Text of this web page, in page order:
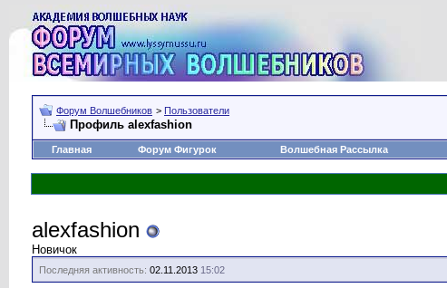
Форум Волшебников > Пользователи
Профиль alexfashion
Главная
Форум Фигурок Волшебная Рассылка
alexfashion
Новичок
Последняя активность: 02.11.2013 15:02